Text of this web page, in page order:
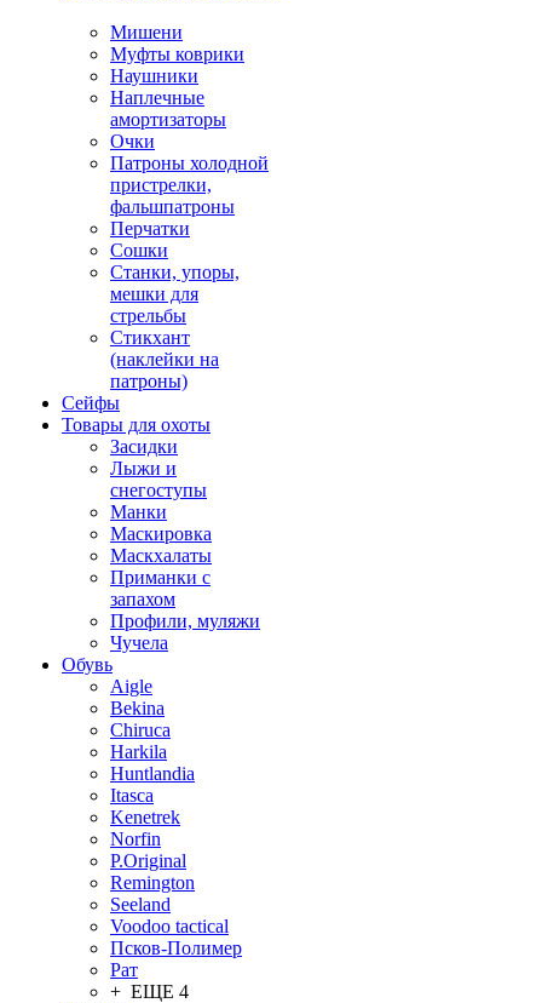
Мишени
Муфты коврики
Наушники
Наплечные
амортизаторы
Очки
Патроны холодной
пристрелки,
фальшпатроны
Перчатки
Сошки
Станки, упоры,
мешки для
стрельбы
Стикхант
(наклейки на
патроны)
Сейфы
Товары для охоты
Засидки
Лыжи и
снегоступы
Манки
Маскировка
Маскхалаты
Приманки с
запахом
Профили, муляжи
Чучела
Обувь
Aigle
Bekina
Chiruсa
Harkila
Huntlandia
Itasca
Kenetrek
Norfin
P.Original
Remington
Seeland
Voodoo tactical
Псков-Полимер
Рат
+ ЕЩЕ 4